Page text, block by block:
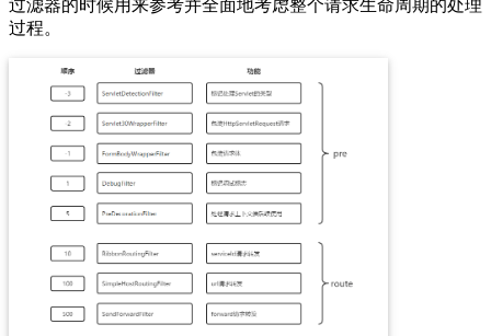
过滤器的时候用来参考并全面地考虑整个请求生命周期的处理
过程。